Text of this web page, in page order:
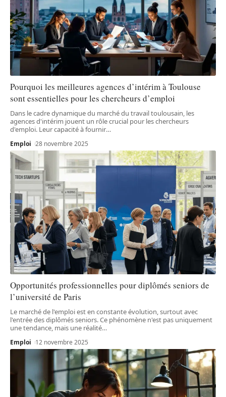
Pourquoi les meilleures agences d’intérim à Toulouse
sont essentielles pour les chercheurs d’emploi
Dans le cadre dynamique du marché du travail toulousain, les
agences d'intérim jouent un rôle crucial pour les chercheurs
d'emploi. Leur capacité à fournir…
Emploi 28 novembre 2025
Opportunités professionnelles pour diplômés seniors de
l’université de Paris
Le marché de l'emploi est en constante évolution, surtout avec
l'entrée des diplômés seniors. Ce phénomène n'est pas uniquement
une tendance, mais une réalité…
Emploi 12 novembre 2025